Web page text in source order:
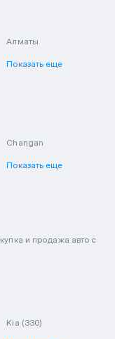
Алматы
Показать еще
Changan
Показать еще
и продажа авто с
Kia (330)